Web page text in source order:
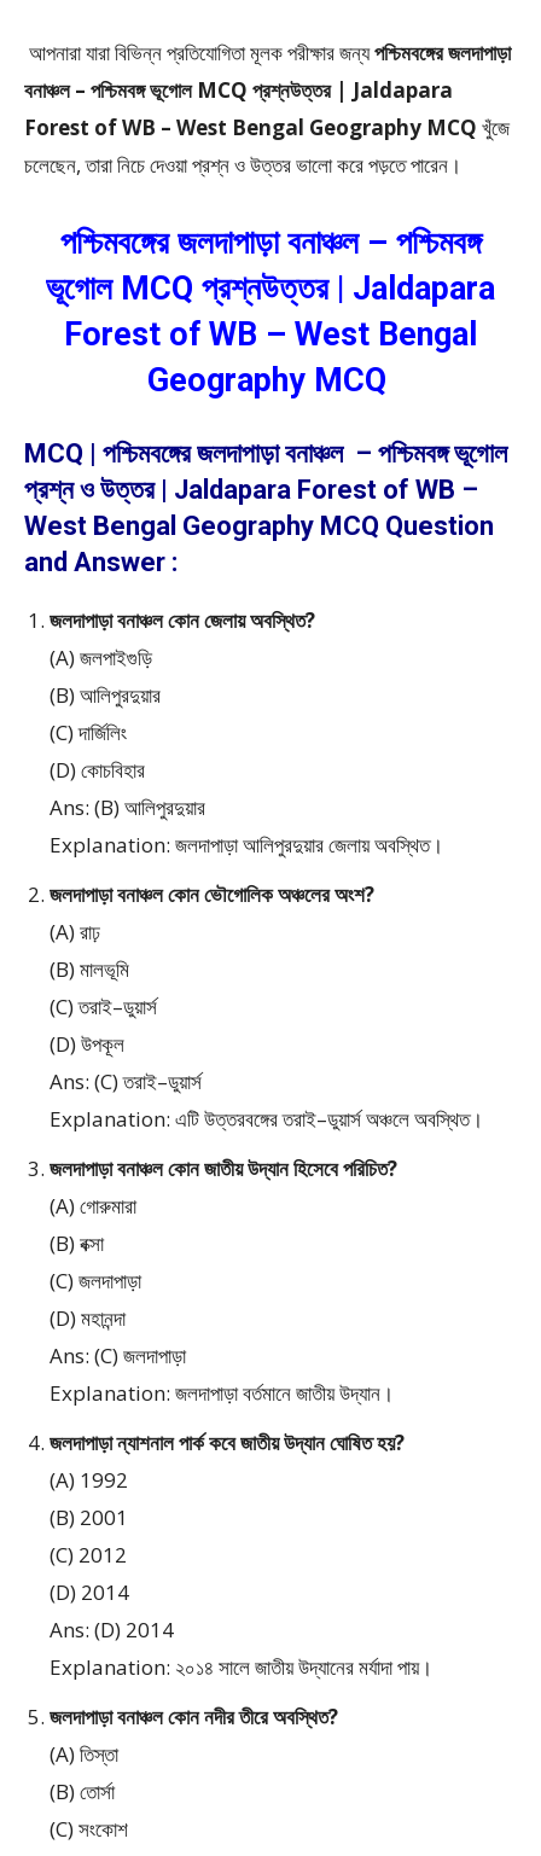
আপনারা যারা বিভিন্ন প্রতিযোগিতা মূলক পরীক্ষার জন্যপশ্চিমবঙ্গের জলদাপাড়া
বনাঞ্চল – পশ্চিমবঙ্গ ভূগোল MCQ প্রশ্নউত্তর | Jaldapara
Forest of WB – West Bengal Geography MCQ খুঁজে
চলেছেন, তারা নিচে দেওয়া প্রশ্ন ও উত্তর ভালো করে পড়তে পারেন।
পশ্চিমবঙ্গের জলদাপাড়া বনাঞ্চল – পশ্চিমবঙ্গ
ভূগোল MCQ প্রশ্নউত্তর | Jaldapara
Forest of WB – West Bengal
Geography MCQ
MCQ | পশ্চিমবঙ্গের জলদাপাড়া বনাঞ্চল – পশ্চিমবঙ্গ ভূগোল
প্রশ্ন ও উত্তর | Jaldapara Forest of WB –
West Bengal Geography MCQ Question
and Answer :
জলদাপাড়া বনাঞ্চল কোন জেলায় অবস্থিত?
(A) জলপাইগুড়ি
(B) আলিপুরদুয়ার
(C) দার্জিলিং
(D) কোচবিহার
Ans: (B) আলিপুরদুয়ার
Explanation: জলদাপাড়া আলিপুরদুয়ার জেলায় অবস্থিত।
জলদাপাড়া বনাঞ্চল কোন ভৌগোলিক অঞ্চলের অংশ?
(A) রাঢ়
(B) মালভূমি
(C) তরাই–ডুয়ার্স
(D) উপকূল
Ans: (C) তরাই–ডুয়ার্স
Explanation: এটি উত্তরবঙ্গের তরাই–ডুয়ার্স অঞ্চলে অবস্থিত।
জলদাপাড়া বনাঞ্চল কোন জাতীয় উদ্যান হিসেবে পরিচিত?
(A) গোরুমারা
(B) বক্সা
(C) জলদাপাড়া
(D) মহানন্দা
Ans: (C) জলদাপাড়া
Explanation: জলদাপাড়া বর্তমানে জাতীয় উদ্যান।
জলদাপাড়া ন্যাশনাল পার্ক কবে জাতীয় উদ্যান ঘোষিত হয়?
(A) 1992
(B) 2001
(C) 2012
(D) 2014
Ans: (D) 2014
Explanation: ২০১৪ সালে জাতীয় উদ্যানের মর্যাদা পায়।
জলদাপাড়া বনাঞ্চল কোন নদীর তীরে অবস্থিত?
(A) তিস্তা
(B) তোর্সা
(C) সংকোশ